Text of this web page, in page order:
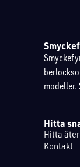
modeller.
Hitta
Hitta
Kontakt